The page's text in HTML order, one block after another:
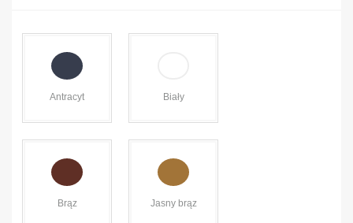
Antracyt Biały
Brąz Jasny brąz